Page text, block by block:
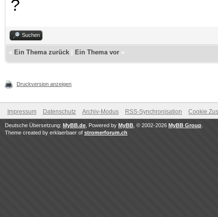
?
Suchen
« Ein Thema zurück Ein Thema vor »
Druckversion anzeigen
Impressum Datenschutz Archiv-Modus RSS-Synchronisation Cookie
Deutsche Übersetzung: MyBB.de , Powered by MyBB , © 2002-2026 MyBB Group
Theme created by erklaerbaer of stromerforum.ch